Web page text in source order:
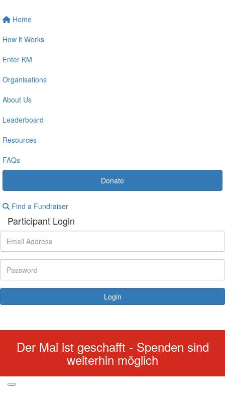
Home
How it Works
Enter KM
Organisations
About Us
Leaderboard
Resources
FAQs
Donate
Find a Fundraiser
Participant Login
Login
Der Mai ist geschafft - Spenden sind
weiterhin möglich